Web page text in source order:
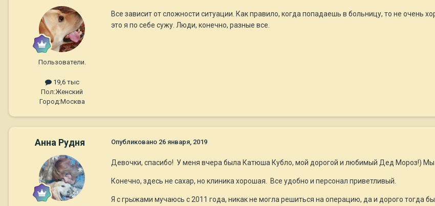
Пользователи.
19,6 тыс
Пол:Женский
Город:Москва
Все зависит от сложности ситуации. Как правило, когда попадаешь в больницу, то не очень
это я по себе сужу. Люди, конечно, разные все.
Анна Рудня Опубликовано 26 января, 2019
Девочки, спасибо! У меня вчера была Катюша Кубло, мой дорогой и любимый Дед Мороз!) Мы
Конечно, здесь не сахар, но клиника хорошая. Все удобно и персонал приветливый.
Я с грыжами мучаюсь с 2011 года, никак не могла решиться на операцию, да и дорого тогда